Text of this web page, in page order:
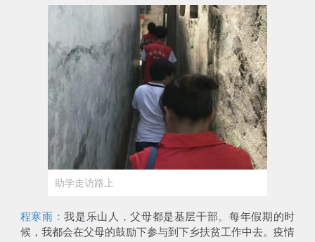
助学走访路上
程寒雨：我是乐山人，父母都是基层干部。每年假期的时
候，我都会在父母的鼓励下参与到下乡扶贫工作中去。疫情